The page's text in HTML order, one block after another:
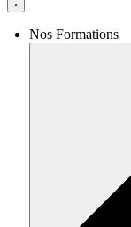
Nos Formations